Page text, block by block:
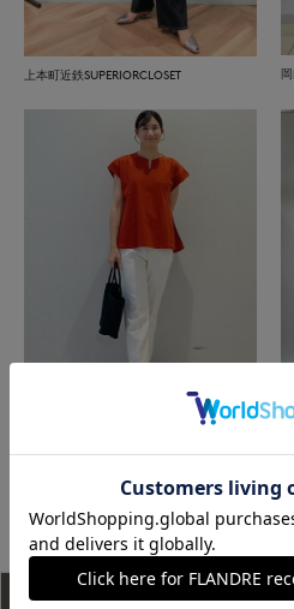
上本町近鉄SUPERIORCLOSET
もっと見
アイテム説明 サイズ